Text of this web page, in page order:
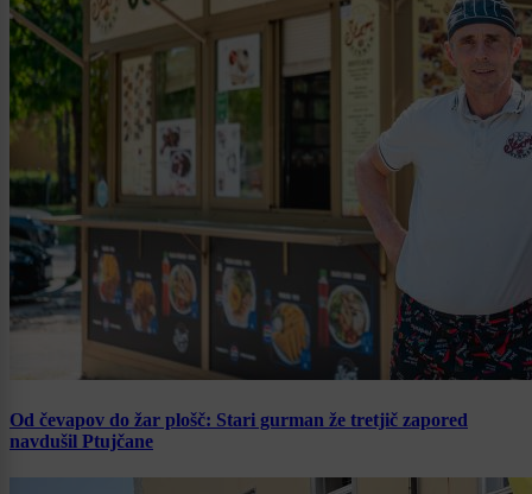
Od čevapov do žar plošč: Stari gurman že tretjič zapored
navdušil Ptujčane